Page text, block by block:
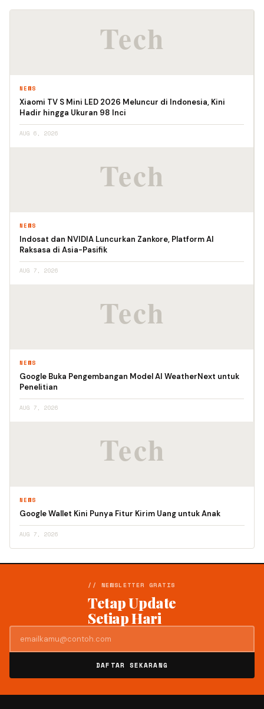
NEWS
Xiaomi TV S Mini LED 2026 Meluncur di Indonesia, Kini
Hadir hingga Ukuran 98 Inci
AUG 6, 2026
NEWS
Indosat dan NVIDIA Luncurkan Zankore, Platform AI
Raksasa di Asia-Pasifik
AUG 7, 2026
NEWS
Google Buka Pengembangan Model AI WeatherNext untuk
Penelitian
AUG 7, 2026
NEWS
Google Wallet Kini Punya Fitur Kirim Uang untuk Anak
AUG 7, 2026
// NEWSLETTER GRATIS
Tetap Update
Setiap Hari
DAFTAR SEKARANG